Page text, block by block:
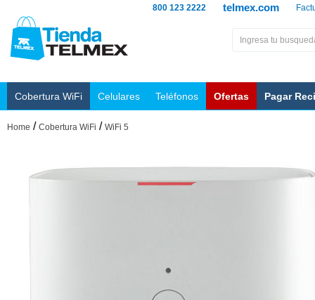
telmex.com
800 123 2222
Cobertura WiFi Celulares Teléfonos Ofertas Pagar
Home / Cobertura WiFi / WiFi 5